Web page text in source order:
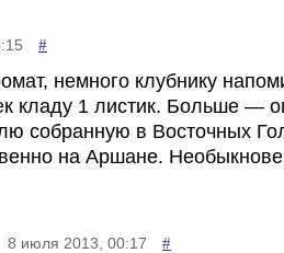
#
немного клубнику
кладу 1 листик. Больше —
собранную в Восточных
на Аршане.
8 июля 2013, 00:17 #